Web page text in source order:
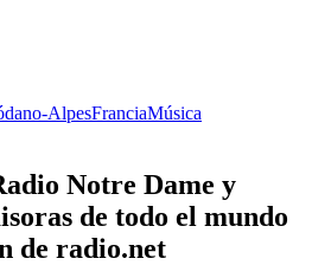
AlpesFranciaMúsica
Notre Dame y
de todo el mundo
de radio.net